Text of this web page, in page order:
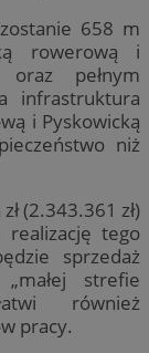
658 m
rowerową i
pełnym
infrastruktura
i Pyskowicką
niż
(2.343.361 zł)
realizację tego
sprzedaż
strefie
również
pracy.